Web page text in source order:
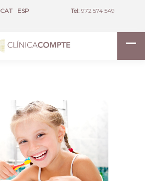
CAT ESP Tel: 972 574 549